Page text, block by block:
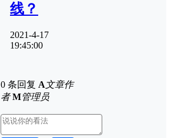
线？
2021-4-17
19:45:00
0 条回复 A文章作
者 M管理员